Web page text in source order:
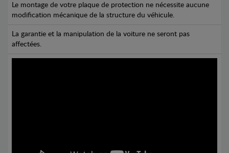
Le montage de votre plaque de protection ne nécessite aucune
modification mécanique de la structure du véhicule.
La garantie et la manipulation de la voiture ne seront pas
affectées.